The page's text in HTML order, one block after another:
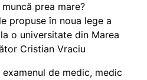
prea mare?
propuse în noua lege a
o universitate din Marea
Cristian Vraciu
examenul de medic, medic